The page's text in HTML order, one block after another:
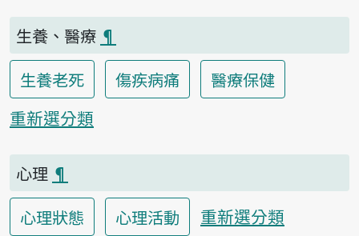
生養、醫療 ¶
生養老死
傷疾病痛
醫療保健
重新選分類
心理 ¶
心理狀態
心理活動 重新選分類